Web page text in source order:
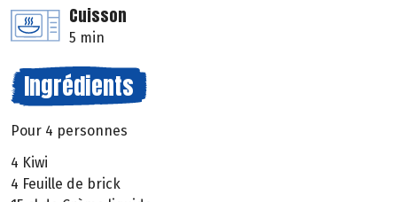
Cuisson
5 min
Ingrédients
Pour 4 personnes
4 Kiwi
4 Feuille de brick